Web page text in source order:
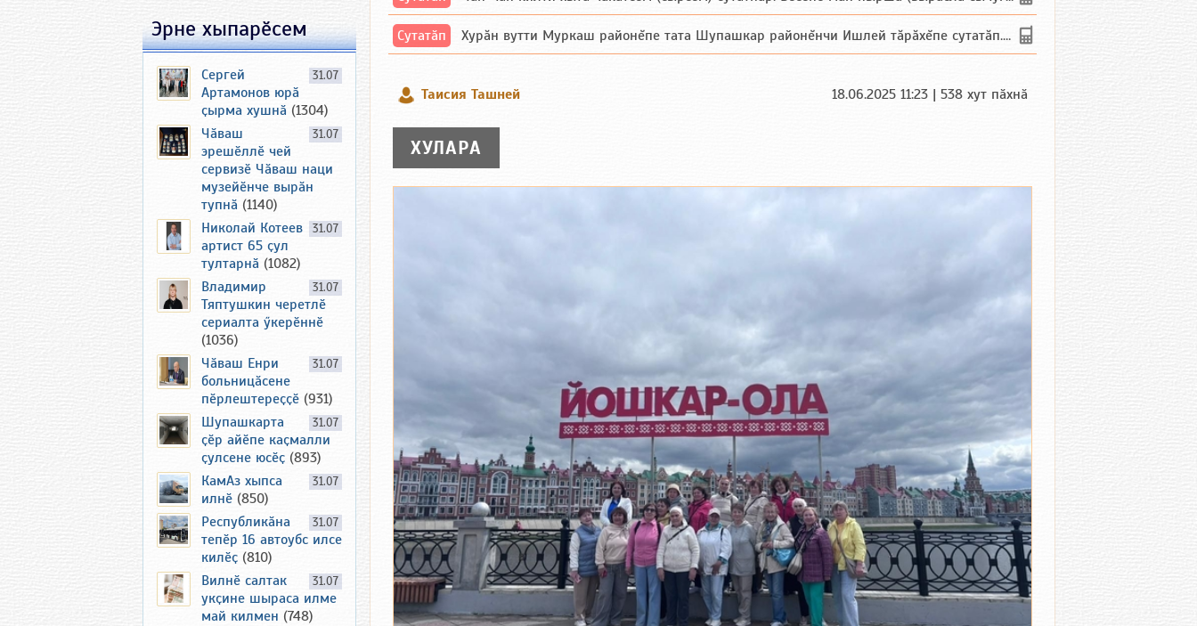
Сутатӑп Хурăн вутти Муркаш районĕпе тата Шупашкар районĕнчи Ишлей тăрăхĕпе сутатăп. Ха...
Таисия Ташней 18.06.2025 11:23 | 538 хут пӑхнӑ
ХУЛАРА
Эрне хыпарӗсем
31.07
Сергей
Артамонов юрӑ
ҫырма хушнӑ (1304)
31.07
Чӑваш
эрешӗллӗ чей
сервизӗ Чӑваш наци
музейӗнче вырӑн
тупнӑ (1140)
31.07
Николай Котеев
артист 65 ҫул
тултарнӑ (1082)
31.07
Владимир
Тяптушкин черетлӗ
сериалта ӳкерӗннӗ
(1036)
31.07
Чӑваш Енри
больницӑсене
пӗрлештереҫҫӗ (931)
31.07
Шупашкарта
ҫӗр айӗпе каҫмалли
ҫулсене юсӗҫ (893)
31.07
КамАз хыпса
илнӗ (850)
31.07
Республикӑна
тепӗр 16 автоубс илсе
килӗҫ (810)
31.07
Вилнӗ салтак
укҫине шыраса илме
май килмен (748)